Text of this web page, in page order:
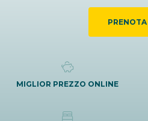
PRENOTA
MIGLIOR PREZZO ONLINE